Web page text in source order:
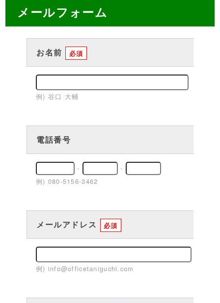
メールフォーム
お名前 必須
例) 谷口 大輔
電話番号
-
-
例) 080-5156-3462
メールアドレス 必須
例) info@officetaniguchi.com